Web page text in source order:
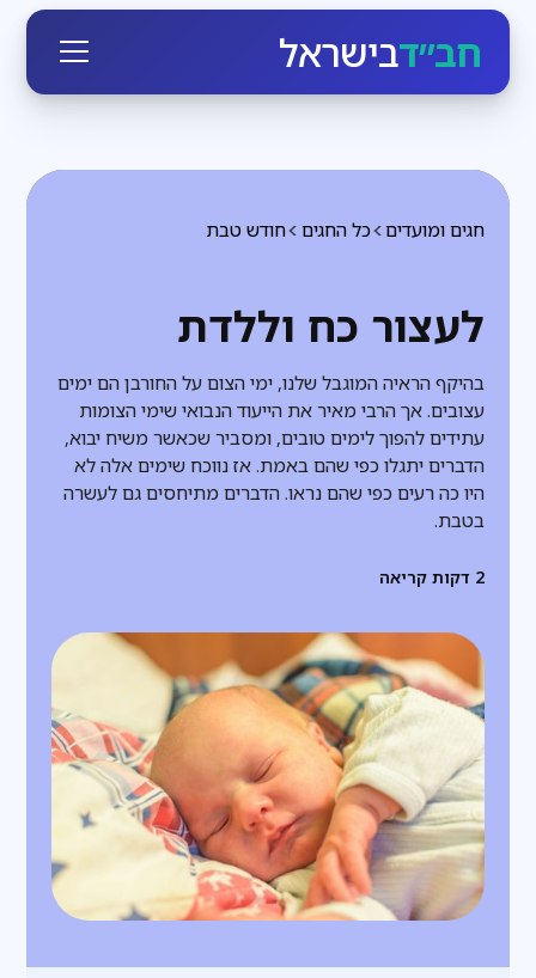
חב״דבישראל
חודש טבת כל החגים חגים ומועדים
לעצור כח וללדת
בהיקף הראיה המוגבל שלנו, ימי הצום על החורבן הם ימים
עצובים. אך הרבי מאיר את הייעוד הנבואי שימי הצומות
עתידים להפוך לימים טובים, ומסביר שכאשר משיח יבוא,
הדברים יתגלו כפי שהם באמת. אז נווכח שימים אלה לא
היו כה רעים כפי שהם נראו. הדברים מתיחסים גם לעשרה
בטבת.
2 דקות קריאה